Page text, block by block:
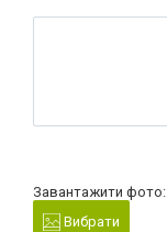
Завантажити фото:
Вибрати